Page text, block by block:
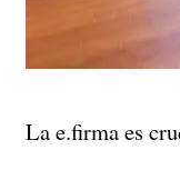
La e.firma es